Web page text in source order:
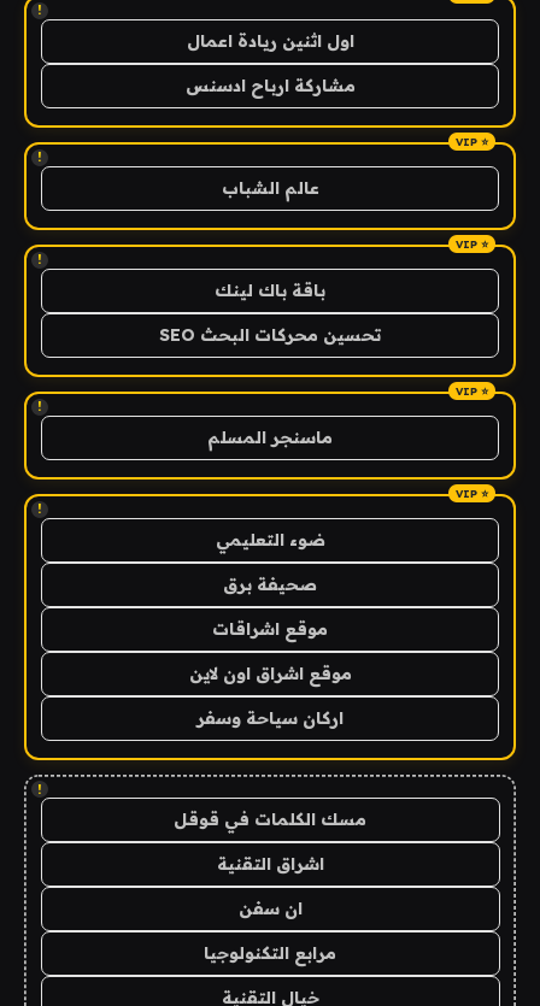
!
اول اثنين ريادة اعمال
مشاركة ارباح ادسنس
!
عالم الشباب
!
باقة باك لينك
تحسين محركات البحث SEO
!
ماسنجر المسلم
!
ضوء التعليمي
صحيفة برق
موقع اشراقات
موقع اشراق اون لاين
اركان سياحة وسفر
!
مسك الكلمات في قوقل
اشراق التقنية
ان سفن
مرابع التكنولوجيا
خيال التقنية